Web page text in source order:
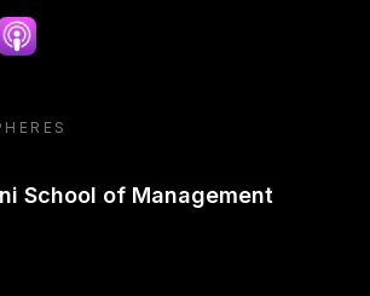
podcast
School of Management